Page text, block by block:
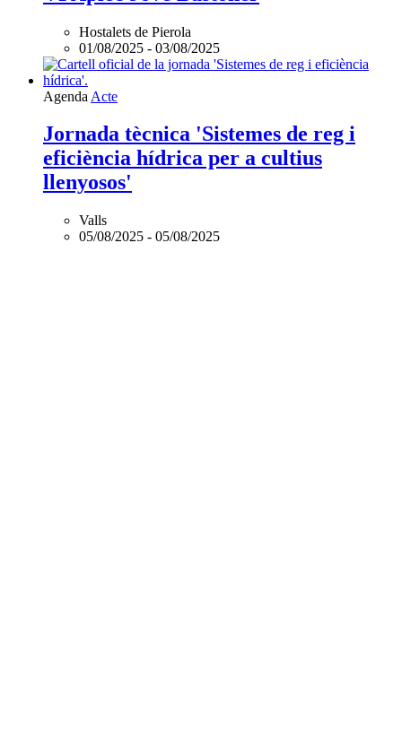
Hostalets de Pierola
01/08/2025 - 03/08/2025
Agenda Acte
Jornada tècnica 'Sistemes de reg i
eficiència hídrica per a cultius
llenyosos'
Valls
05/08/2025 - 05/08/2025